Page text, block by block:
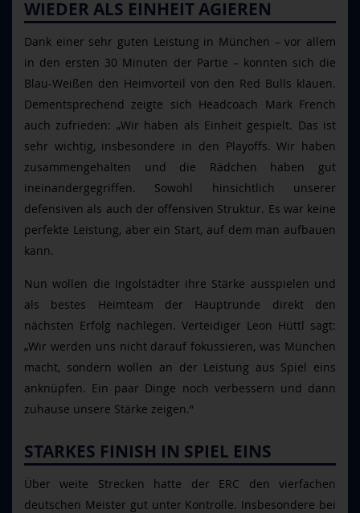
WIEDER ALS EINHEIT AGIEREN
Dank einer sehr guten Leistung in München – vor allem
in den ersten 30 Minuten der Partie – konnten sich die
Blau-Weißen den Heimvorteil von den Red Bulls klauen.
Dementsprechend zeigte sich Headcoach Mark French
auch zufrieden: „Wir haben als Einheit gespielt. Das ist
sehr wichtig, insbesondere in den Playoffs. Wir haben
zusammengehalten und die Rädchen haben gut
ineinandergegriffen. Sowohl hinsichtlich unserer
defensiven als auch der offensiven Struktur. Es war keine
perfekte Leistung, aber ein Start, auf dem man aufbauen
kann.
Nun wollen die Ingolstädter ihre Stärke ausspielen und
als bestes Heimteam der Hauptrunde direkt den
nächsten Erfolg nachlegen. Verteidiger Leon Hüttl sagt:
„Wir werden uns nicht darauf fokussieren, was München
macht, sondern wollen an der Leistung aus Spiel eins
anknüpfen. Ein paar Dinge noch verbessern und dann
zuhause unsere Stärke zeigen.“
STARKES FINISH IN SPIEL EINS
Über weite Strecken hatte der ERC den vierfachen
deutschen Meister gut unter Kontrolle. Insbesondere bei